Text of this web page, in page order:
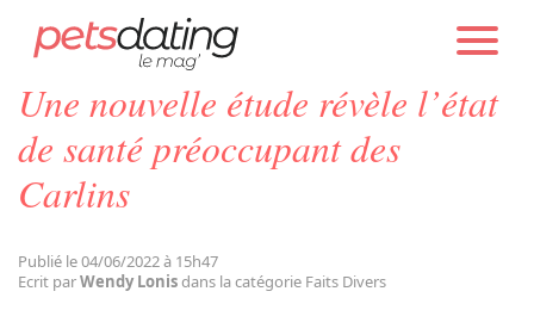
Chien
Faits Divers
PETS DATING ACTUALITÉS FAITS DIVERS
Une nouvelle étude révèle l’état
de santé préoccupant des
Carlins
Publié le 04/06/2022 à 15h47
Ecrit parWendy Lonisdans la catégorie Faits Divers